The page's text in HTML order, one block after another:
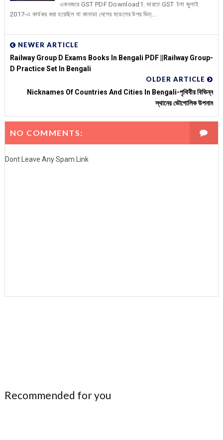
একনজরে GST PDF Download1. ভারতে GST 1লা জুলাই
2017-এ কার্যকর করা হয়েছিল যা কানাডা দেশের মডেলের উপর ভিত্...
NEWER ARTICLE
Railway Group D Exams Books In Bengali PDF ||Railway Group-
D Practice Set In Bengali
OLDER ARTICLE
Nicknames Of Countries And Cities In Bengali-পৃথিবীর বিভিন্ন
স্থানের ভৌগোলিক উপনাম
NO COMMENTS:
Dont Leave Any Spam Link
Recommended for you